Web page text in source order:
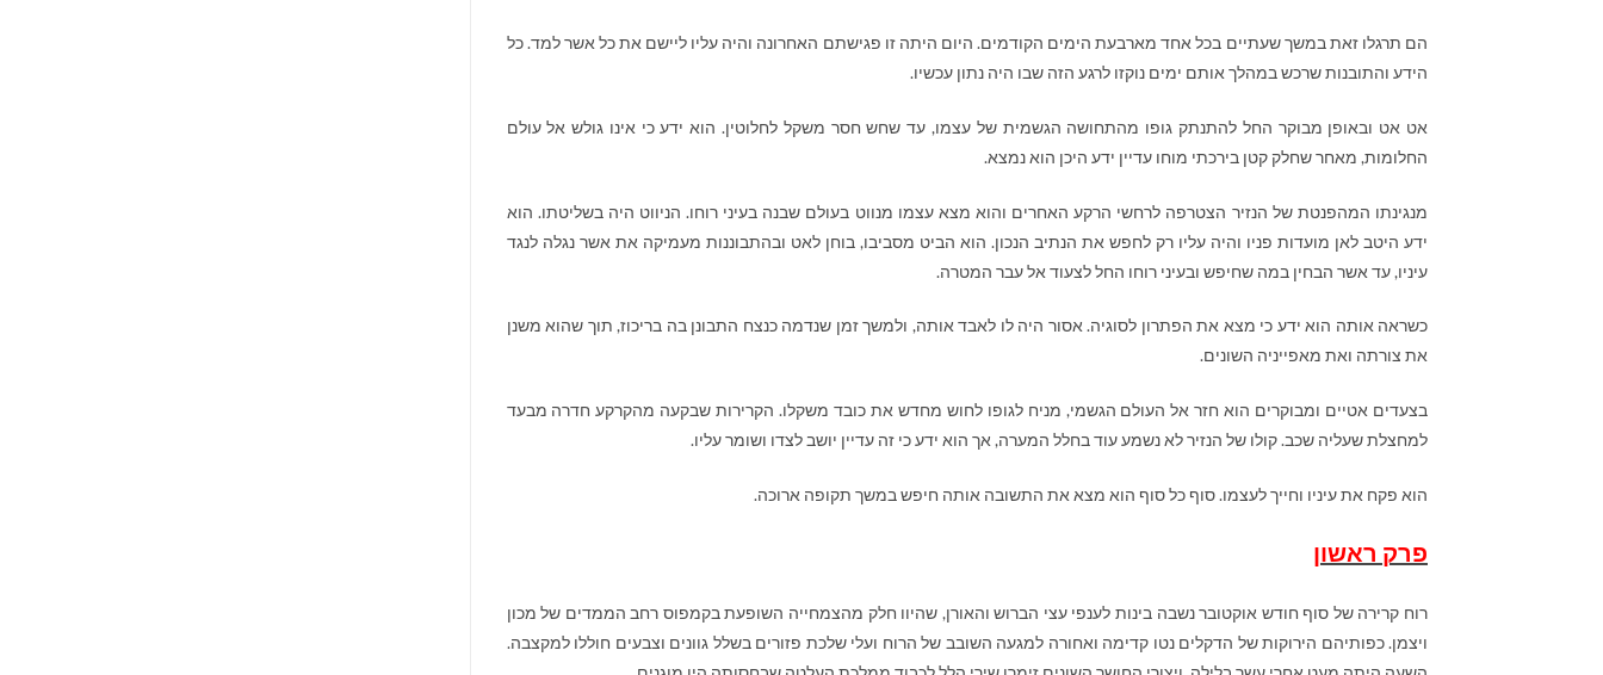
הם תרגלו זאת במשך שעתיים בכל אחד מארבעת הימים הקודמים. היום היתה זו פגישתם האחרונה והיה עליו ליישם את כל אשר למד. כל
הידע והתובנות שרכש במהלך אותם ימים נוקזו לרגע הזה שבו היה נתון עכשיו.
אט אט ובאופן מבוקר החל להתנתק גופו מהתחושה הגשמית של עצמו, עד שחש חסר משקל לחלוטין. הוא ידע כי אינו גולש אל עולם
החלומות, מאחר שחלק קטן בירכתי מוחו עדיין ידע היכן הוא נמצא.
מנגינתו המהפנטת של הנזיר הצטרפה לרחשי הרקע האחרים והוא מצא עצמו מנווט בעולם שבנה בעיני רוחו. הניווט היה בשליטתו. הוא
ידע היטב לאן מועדות פניו והיה עליו רק לחפש את הנתיב הנכון. הוא הביט מסביבו, בוחן לאט ובהתבוננות מעמיקה את אשר נגלה לנגד
עיניו, עד אשר הבחין במה שחיפש ובעיני רוחו החל לצעוד אל עבר המטרה.
כשראה אותה הוא ידע כי מצא את הפתרון לסוגיה. אסור היה לו לאבד אותה, ולמשך זמן שנדמה כנצח התבונן בה בריכוז, תוך שהוא משנן
את צורתה ואת מאפייניה השונים.
בצעדים אטיים ומבוקרים הוא חזר אל העולם הגשמי, מניח לגופו לחוש מחדש את כובד משקלו. הקרירות שבקעה מהקרקע חדרה מבעד
למחצלת שעליה שכב. קולו של הנזיר לא נשמע עוד בחלל המערה, אך הוא ידע כי זה עדיין יושב לצדו ושומר עליו.
הוא פקח את עיניו וחייך לעצמו. סוף כל סוף הוא מצא את התשובה אותה חיפש במשך תקופה ארוכה.
פרק ראשון
רוח קרירה של סוף חודש אוקטובר נשבה בינות לענפי עצי הברוש והאורן, שהיוו חלק מהצמחייה השופעת בקמפוס רחב הממדים של מכון
ויצמן. כפותיהם הירוקות של הדקלים נטו קדימה ואחורה למגעה השובב של הרוח ועלי שלכת פזורים בשלל גוונים וצבעים חוללו למקצבה.